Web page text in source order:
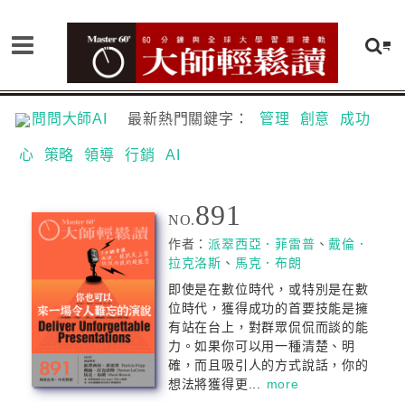
問問大師AI 最新熱門關鍵字： 管理 創意 成功
心 策略 領導 行銷 AI
NO.891
作者：派翠西亞．菲雷普 、戴倫．
拉克洛斯 、 馬克．布朗
即使是在數位時代，或特別是在數
位時代，獲得成功的首要技能是擁
有站在台上，對群眾侃侃而談的能
力。如果你可以用一種清楚、明
確，而且吸引人的方式說話，你的
想法將獲得更... more